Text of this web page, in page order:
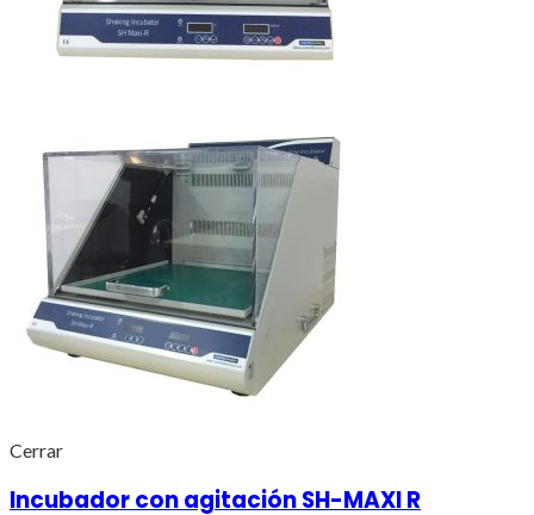
Cerrar
Incubador con agitación SH-MAXI R